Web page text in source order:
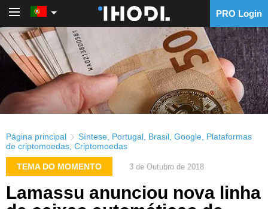
PRO Login
Página principal Síntese Portugal Brasil Google Plataformas
de criptomoedas Criptomoedas
TEMA DO MOMENTO 3 de Outubro de 2018
Lamassu anunciou nova linha